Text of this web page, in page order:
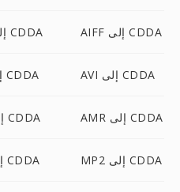
MKV إلى CDDA AIFF إلى CDDA
ASF إلى CDDA AVI إلى CDDA
3GP إلى CDDA AMR إلى CDDA
AC3 إلى CDDA MP2 إلى CDDA